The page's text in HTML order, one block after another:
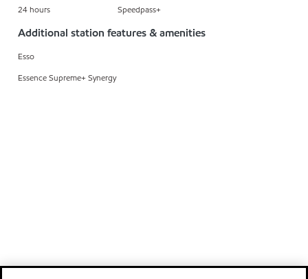
24 hours Speedpass+
Additional station features & amenities
Esso
Essence Supreme+ Synergy